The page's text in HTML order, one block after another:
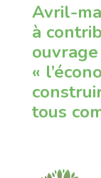
Avril-
à
«
tous